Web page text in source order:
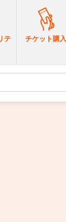
テ
チケット購入